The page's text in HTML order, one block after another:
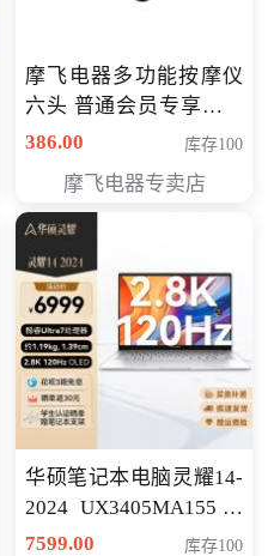
摩飞电器多功能按摩仪
六头 普通会员专享价格
199元
386.00 库存100
摩飞电器专卖店
华硕笔记本电脑灵耀14-
2024 UX3405MA155冰
川银 oled 智慧轻薄本 会
7599.00 库存100